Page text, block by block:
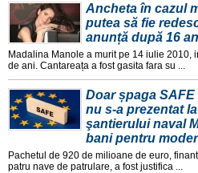
Ancheta în cazul
putea să fie
anunță după 16
Madalina Manole a murit pe 14 iulie 2010,
de ani. Cantareața a fost gasita fara su ...
Doar șpaga
nu s-a prezentat
şantierului naval
bani pentru
Pachetul de 920 de milioane de euro,
patru nave de patrulare, a fost justifica ...